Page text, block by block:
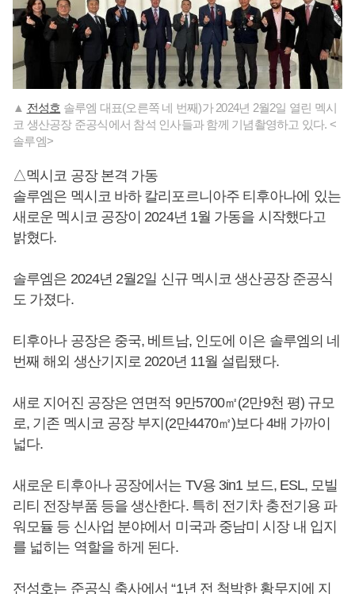
▲ 전성호 솔루엠 대표(오른쪽 네 번째)가 2024년 2월2일 열린 멕시
코 생산공장 준공식에서 참석 인사들과 함께 기념촬영하고 있다. <
솔루엠>
△멕시코 공장 본격 가동
솔루엠은 멕시코 바하 칼리포르니아주 티후아나에 있는
새로운 멕시코 공장이 2024년 1월 가동을 시작했다고
밝혔다.
솔루엠은 2024년 2월2일 신규 멕시코 생산공장 준공식
도 가졌다.
티후아나 공장은 중국, 베트남, 인도에 이은 솔루엠의 네
번째 해외 생산기지로 2020년 11월 설립됐다.
새로 지어진 공장은 연면적 9만5700㎡(2만9천 평) 규모
로, 기존 멕시코 공장 부지(2만4470㎡)보다 4배 가까이
넓다.
새로운 티후아나 공장에서는 TV용 3in1 보드, ESL, 모빌
리티 전장부품 등을 생산한다. 특히 전기차 충전기용 파
워모듈 등 신사업 분야에서 미국과 중남미 시장 내 입지
를 넓히는 역할을 하게 된다.
전성호는 준공식 축사에서 “1년 전 척박한 황무지에 지